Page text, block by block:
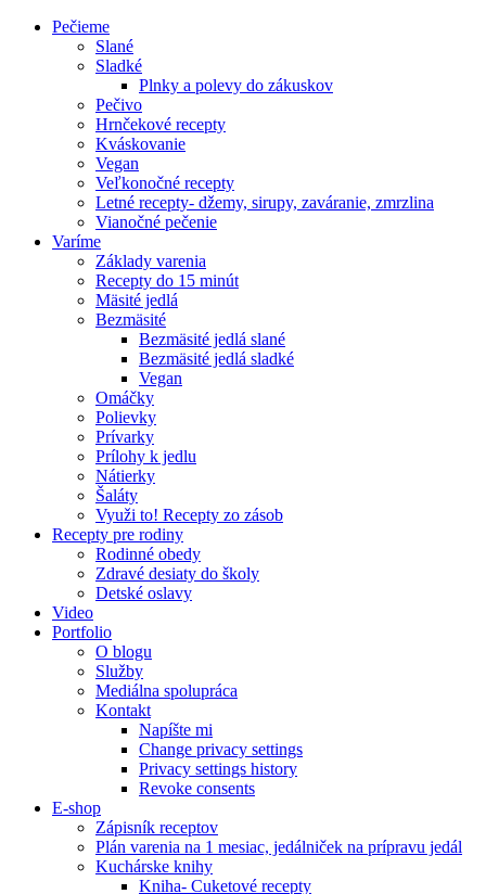
Pečieme
Slané
Sladké
Plnky a polevy do zákuskov
Pečivo
Hrnčekové recepty
Kváskovanie
Vegan
Veľkonočné recepty
Letné recepty- džemy, sirupy, zaváranie, zmrzlina
Vianočné pečenie
Varíme
Základy varenia
Recepty do 15 minút
Mäsité jedlá
Bezmäsité
Bezmäsité jedlá slané
Bezmäsité jedlá sladké
Vegan
Omáčky
Polievky
Prívarky
Prílohy k jedlu
Nátierky
Šaláty
Využi to! Recepty zo zásob
Recepty pre rodiny
Rodinné obedy
Zdravé desiaty do školy
Detské oslavy
Video
Portfolio
O blogu
Služby
Mediálna spolupráca
Kontakt
Napíšte mi
Change privacy settings
Privacy settings history
Revoke consents
E-shop
Zápisník receptov
Plán varenia na 1 mesiac, jedálniček na prípravu jedál
Kuchárske knihy
Kniha- Cuketové recepty